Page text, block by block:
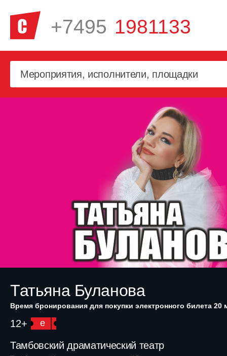
+7495 1981133
Татьяна Буланова
Время бронирования для покупки электронного билета 20
12+ e
Тамбовский драматический театр